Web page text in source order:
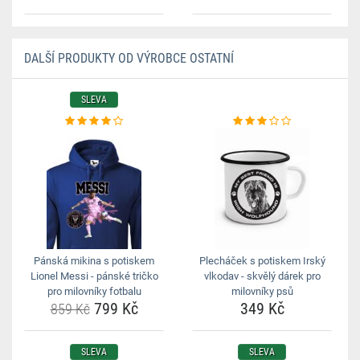
DALŠÍ PRODUKTY OD VÝROBCE OSTATNÍ
SLEVA
Pánská mikina s potiskem
Lionel Messi - pánské tričko
pro milovníky fotbalu
859 Kč799 Kč
Plecháček s potiskem Irský
vlkodav - skvělý dárek pro
milovníky psů
349 Kč
SLEVA SLEVA